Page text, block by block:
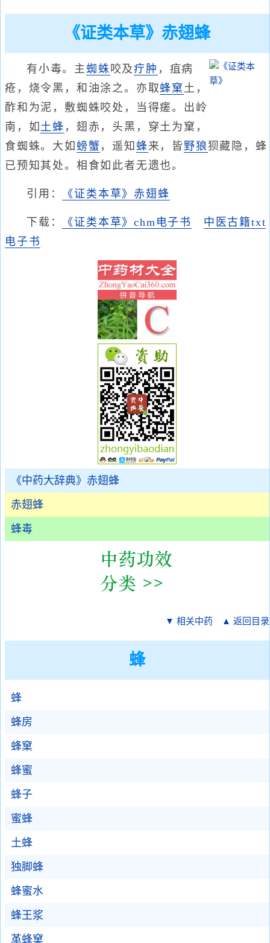
《证类本草》赤翅蜂
有小毒。主蜘蛛咬及疔肿 ，疽病
疮，烧令黑，和油涂之。亦取蜂窠 土，
酢和为泥，敷蜘蛛咬处，当得瘥。出岭
南，如 土蜂 ，翅赤，头黑，穿土为窠，
食蜘蛛。大如 螃蟹 ，遥知 蜂来，皆野狼 狈藏隐，蜂
已预知其处。相食如此者无遗也。
引用： 《证类本草》赤翅蜂
下载： 《证类本草》chm电子书
中医古籍txt
电子书
《中药大辞典》赤翅蜂
赤翅蜂
蜂毒
▼ 相关中药 ▲ 返回目录
蜂
蜂
蜂房
蜂窠
蜂蜜
蜂子
蜜蜂
土蜂
独脚蜂
蜂蜜水
蜂王浆
革蜂窠